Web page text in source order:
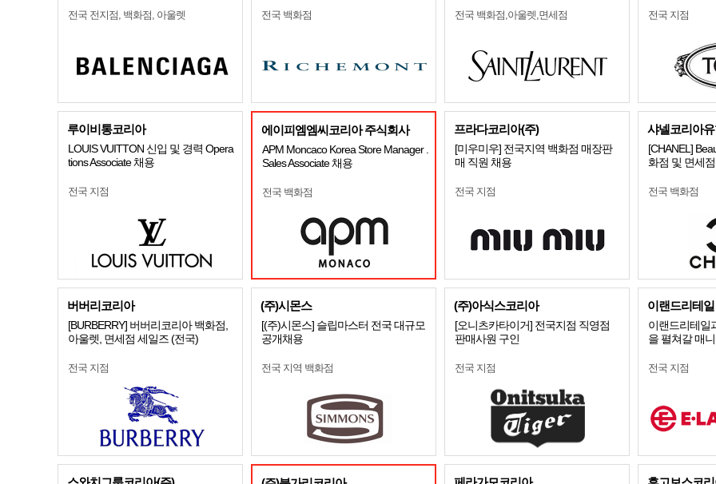
전국 전지점, 백화점, 아울렛 전국 백화점 전국 백화점,아울렛,면세점 전국 지점
루이비통코리아
LOUIS VUITTON 신입 및 경력 Opera
tions Associate 채용
전국 지점
에이피엠엠씨코리아 주식회사
APM Moncaco Korea Store Manager .
Sales Associate 채용
전국 백화점
프라다코리아(주)
[미우미우] 전국지역 백화점 매장판
매 직원 채용
전국 지점
샤넬코리아
[CHANEL]
화점 및 면세
전국 백화점
버버리코리아
[BURBERRY] 버버리코리아 백화점,
아울렛, 면세점 세일즈 (전국)
전국 지점
(주)시몬스
[(주)시몬스] 슬립마스터 전국 대규모
공개채용
전국 지역 백화점
(주)아식스코리아
[오니츠카타이거] 전국지점 직영점
판매사원 구인
전국 지점
이랜드리테일
이랜드리테일
을 펼쳐갈 매
전국 지점